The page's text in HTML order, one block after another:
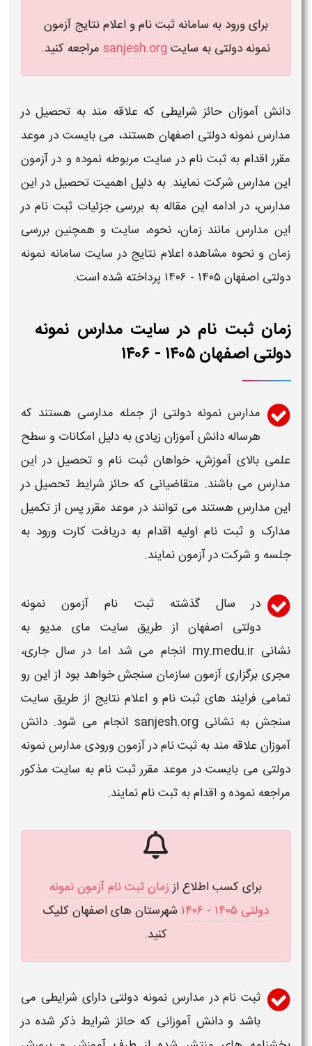
برای ورود به سامانه ثبت نام و اعلام نتایج آزمون
نمونه دولتی به سایت sanjesh.org مراجعه کنید.
دانش آموزان حائز شرایطی که علاقه مند به تحصیل در
مدارس نمونه دولتیاصفهان هستند، می بایست در موعد
مقرر اقدام به ثبت نامدر سایت مربوطه نموده و در آزمون
این مدارس شرکت نمایند. به دلیل اهمیت تحصیل در این
مدارس، در ادامه این مقاله به بررسی جزئیات ثبت نام در
این مدارس مانند زمان، نحوه، سایت و همچنین بررسی
زمان و نحوه مشاهدهاعلام نتایج در سایت سامانه نمونه
دولتی اصفهان پرداخته شده است.
زمان ثبت نام در سایت مدارس نمونه
دولتی اصفهان ​​۱۴۰۵ - ۱۴۰۶
مدارسنمونه دولتیاز جمله مدارسی هستند که
هرساله دانش آموزان زیادی به دلیل امکانات و سطح
علمی بالای آموزش، خواهان ثبت نام و تحصیل در این
مدارس می باشند. متقاضیانی که حائز شرایط تحصیل در
این مدارس هستند می توانند در موعد مقرر پس از تکمیل
مدارک و ثبت نام اولیه اقدام به دریافت کارت ورود به
جلسه و شرکت در آزمون نمایند.
در سال گذشتهثبت نام آزمون نمونه
دولتی اصفهان از طریق سایت مای مدیو به
نشانی my.medu.ir انجام می شد اما در سال جاری،
مجری برگزاری آزمون سازمان سنجش خواهد بود از این رو
تمامی فرایند های ثبت نامواعلامنتایج از طریق سایت
سنجش به نشانی
sanjesh.org انجام می شود. دانش
آموزان علاقه مند به ثبت نام در آزمون ورودی مدارس نمونه
دولتی می بایست در موعد مقرر ثبت نام به سایت مذکور
مراجعه نموده و اقدام به ثبت نام نمایند.
برای کسب اطلاع از زمان ثبت نام آزمون نمونه
دولتی ​​۱۴۰۵ - ۱۴۰۶
شهرستان های اصفهان کلیک
کنید.
ثبت نامدر مدارس نمونه دولتیدارای شرایطی می
باشد و دانش آموزانی که حائز شرایط ذکر شده در